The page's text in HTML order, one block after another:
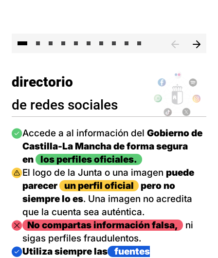
directorio
de redes sociales
Imagen
Accede a al información del Gobierno de
Castilla-La Mancha de forma segura
en
los perfiles oficiales.
Imagen
El logo de la Junta o una imagen puede
parecer
un perfil oficial
pero no
siempre lo es. Una imagen no acredita
que la cuenta sea auténtica.
ImagenNo compartas información falsa,
ni
sigas perfiles fraudulentos.
Imagen
Utiliza siempre las
fuentes